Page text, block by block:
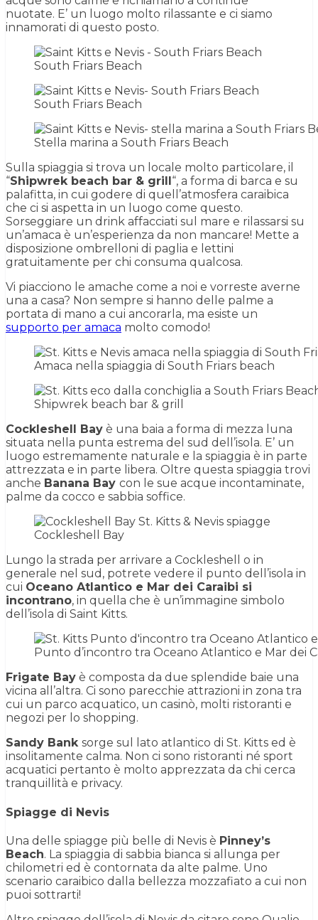
nuotate. E’ un luogo molto rilassante e ci siamo
innamorati di questo posto.
South Friars Beach
South Friars Beach
Stella marina a South Friars Beach
Sulla spiaggia si trova un locale molto particolare, il
“Shipwrek beach bar & grill “, a forma di barca e su
palafitta, in cui godere di quell’atmosfera caraibica
che ci si aspetta in un luogo come questo.
Sorseggiare un drink affacciati sul mare e rilassarsi su
un’amaca è un’esperienza da non mancare! Mette a
disposizione ombrelloni di paglia e lettini
gratuitamente per chi consuma qualcosa.
Vi piacciono le amache come a noi e vorreste averne
una a casa? Non sempre si hanno delle palme a
portata di mano a cui ancorarla, ma esiste un
supporto per amaca molto comodo!
Amaca nella spiaggia di South Friars beach
Shipwrek beach bar & grill
Cockleshell Bay è una baia a forma di mezza luna
situata nella punta estrema del sud dell’isola. E’ un
luogo estremamente naturale e la spiaggia è in parte
attrezzata e in parte libera. Oltre questa spiaggia trovi
anche Banana Bay con le sue acque incontaminate,
palme da cocco e sabbia soffice.
Cockleshell Bay
Lungo la strada per arrivare a Cockleshell o in
generale nel sud, potrete vedere il punto dell’isola in
cui Oceano Atlantico e Mar dei Caraibi si
incontrano, in quella che è un’immagine simbolo
dell’isola di Saint Kitts.
Punto d’incontro tra Oceano Atlantico e Mar dei
Frigate Bay è composta da due splendide baie una
vicina all’altra. Ci sono parecchie attrazioni in zona tra
cui un parco acquatico, un casinò, molti ristoranti e
negozi per lo shopping.
Sandy Bank sorge sul lato atlantico di St. Kitts ed è
insolitamente calma. Non ci sono ristoranti né sport
acquatici pertanto è molto apprezzata da chi cerca
tranquillità e privacy.
Spiagge di Nevis
Una delle spiagge più belle di Nevis è Pinney’s
Beach. La spiaggia di sabbia bianca si allunga per
chilometri ed è contornata da alte palme. Uno
scenario caraibico dalla bellezza mozzafiato a cui non
puoi sottrarti!